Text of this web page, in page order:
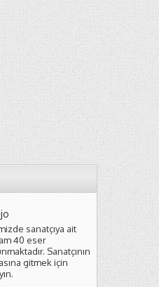
sanatçıya ait
40 eser
Sanatçının
gitmek için
.